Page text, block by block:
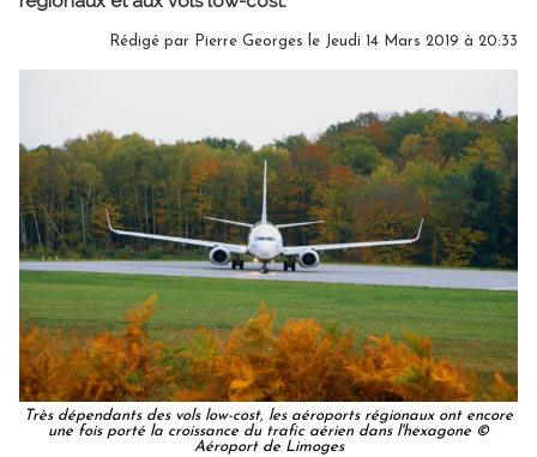
Rédigé par Pierre Georges le Jeudi 14 Mars 2019 à 20:33
Très dépendants des vols low-cost, les aéroports régionaux ont encore
une fois porté la croissance du trafic aérien dans l'hexagone ©
Aéroport de Limoges